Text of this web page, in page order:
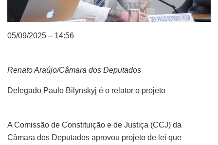
05/09/2025 – 14:56
Renato Araújo/Câmara dos Deputados
Delegado Paulo Bilynskyj é o relator o projeto
A Comissão de Constituição e de Justiça (CCJ) da
Câmara dos Deputados aprovou projeto de lei que